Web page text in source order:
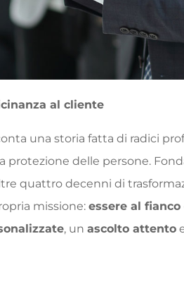
al cliente
una storia fatta di radici
delle persone.
quattro decenni di
missione:essere al
, unascolto attento